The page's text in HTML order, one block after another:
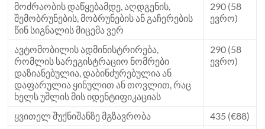
მოძრაობის დაწყებამდე, აღდგენის,
შემობრუნების, მობრუნების ან გაჩერების
წინ სიგნალის მიცემა ვერ
290 (58
ევრო)
ავტომობილის ადმინისტრირება,
რომლის სარეგისტრაციო ნომრები
დაზიანებულია, დაბინძურებულია ან
დაფარულია ყინულით ან თოვლით, რაც
ხელს უშლის მის იდენტიფიკაციას
290 (58
ევრო)
ყვითელ შუქნიშანზე მგზავრობა
435 (€88)